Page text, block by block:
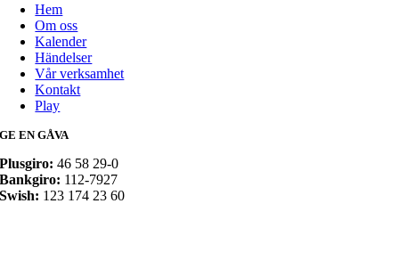
Hem
Om oss
Kalender
Händelser
Vår verksamhet
Kontakt
Play
GE EN GÅVA
Plusgiro: 46 58 29-0
Bankgiro: 112-7927
Swish: 123 174 23 60